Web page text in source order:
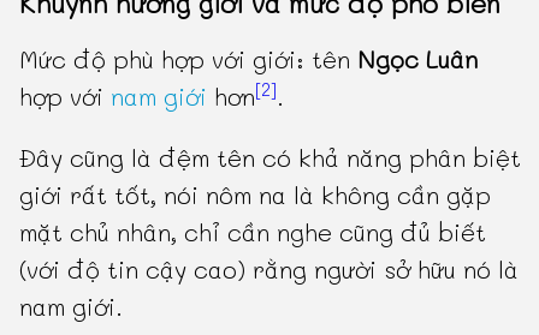
Mức độ phù hợp với giới: tên Ngọc Luân
hợp với nam giới hơn[2].
Đây cũng là đệm tên có khả năng phân biệt
giới rất tốt, nói nôm na là không cần gặp
mặt chủ nhân, chỉ cần nghe cũng đủ biết
(với độ tin cậy cao) rằng người sở hữu nó là
nam giới.